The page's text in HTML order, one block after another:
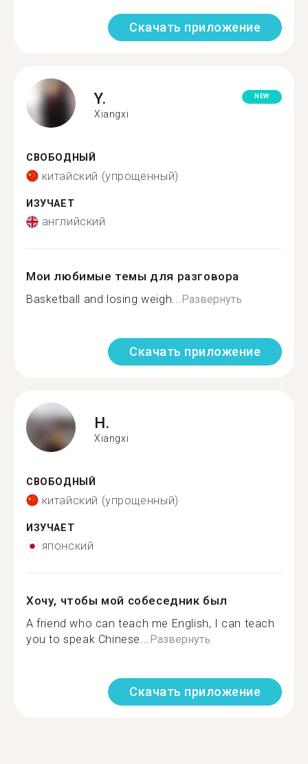
Скачать приложение
Y.
Xiangxi
NEW
СВОБОДНЫЙ
китайский (упрощенный)
ИЗУЧАЕТ
английский
Мои любимые темы для разговора
Basketball and losing weigh...Развернуть
Скачать приложение
H.
Xiangxi
СВОБОДНЫЙ
китайский (упрощенный)
ИЗУЧАЕТ
японский
Хочу, чтобы мой собеседник был
A friend who can teach me English, I can teach
you to speak Chinese...Развернуть
Скачать приложение